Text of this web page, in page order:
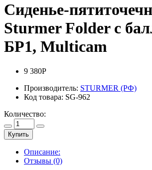
Сиденье-
Sturmer Folder с
БР1, Multicam
9 380Р
Производитель: STURMER (РФ)
Код товара: SG-962
Количество:
Купить
Описание:
Отзывы (0)